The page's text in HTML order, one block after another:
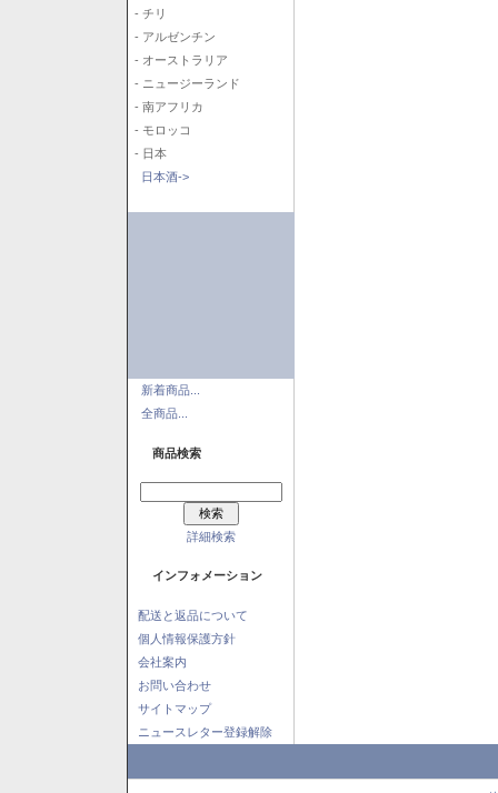
- チリ
- アルゼンチン
- オーストラリア
- ニュージーランド
- 南アフリカ
- モロッコ
- 日本
日本酒->
新着商品...
全商品...
商品検索
詳細検索
インフォメーション
配送と返品について
個人情報保護方針
会社案内
お問い合わせ
サイトマップ
ニュースレター登録解除